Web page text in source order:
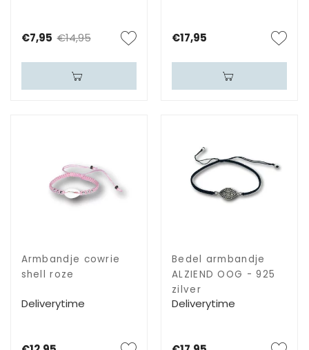
€7,95 €14,95 €17,95
Armbandje cowrie
shell roze
Deliverytime
Bedel armbandje
ALZIEND OOG - 925
zilver
Deliverytime